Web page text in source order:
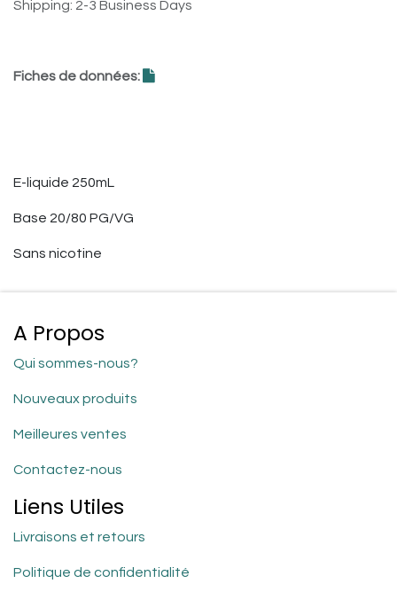
Shipping: 2-3 Business Days
Fiches de données:
E-liquide 250mL
Base 20/80 PG/VG
Sans nicotine
A Propos
Qui sommes-nous?
Nouveaux produits
Meilleures ventes
Contactez-nous
Liens Utiles
Livraisons et retours
Politique de confidentialité